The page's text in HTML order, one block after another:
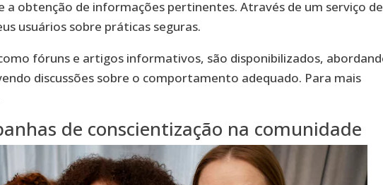
a obtenção de informações pertinentes. Através de um serviço de
usuários sobre práticas seguras.
fóruns e artigos informativos, são disponibilizados,
discussões sobre o comportamento adequado. Para mais
de conscientização na comunidade